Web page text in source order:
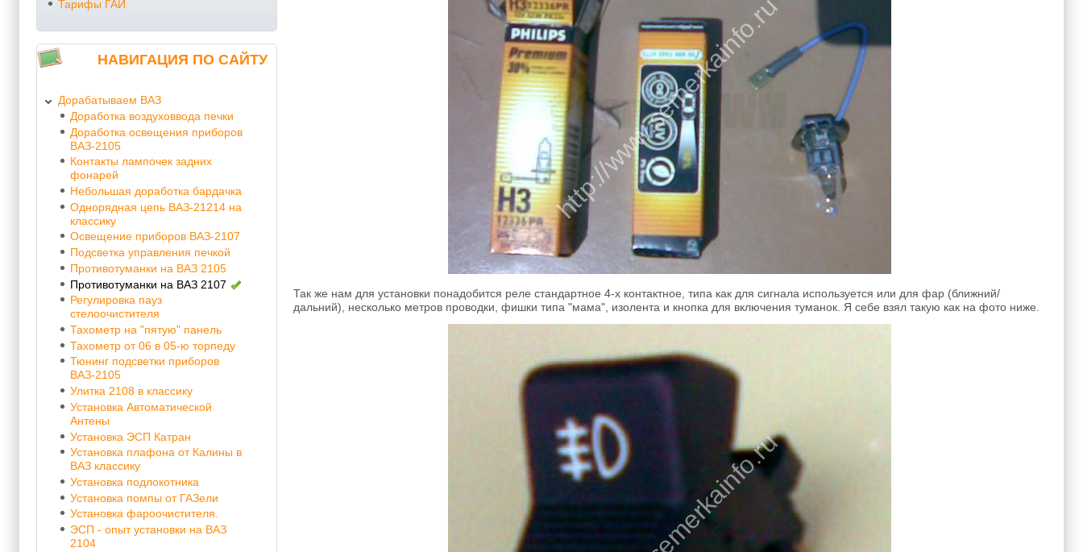
Тарифы ГАИ
НАВИГАЦИЯ ПО САЙТУ
Дорабатываем ВАЗ
Доработка воздуховвода печки
Доработка освещения приборов
ВАЗ-2105
Контакты лампочек задних
фонарей
Небольшая доработка бардачка
Однорядная цепь ВАЗ-21214 на
классику
Освещение приборов ВАЗ-2107
Подсветка управления печкой
Противотуманки на ВАЗ 2105
Противотуманки на ВАЗ 2107
Регулировка пауз
стелоочистителя
Тахометр на "пятую" панель
Тахометр от 06 в 05-ю торпеду
Тюнинг подсветки приборов
ВАЗ-2105
Улитка 2108 в классику
Установка Автоматической
Антены
Установка ЭСП Катран
Установка плафона от Калины в
ВАЗ классику
Установка подлокотника
Установка помпы от ГАЗели
Установка фароочистителя.
ЭСП - опыт установки на ВАЗ
2104
Так же нам для установки понадобится реле стандартное 4-х контактное, типа как для сигнала используется или для фар (ближний/
дальний), несколько метров проводки, фишки типа "мама", изолента и кнопка для включения туманок. Я себе взял такую как на фото ниже.